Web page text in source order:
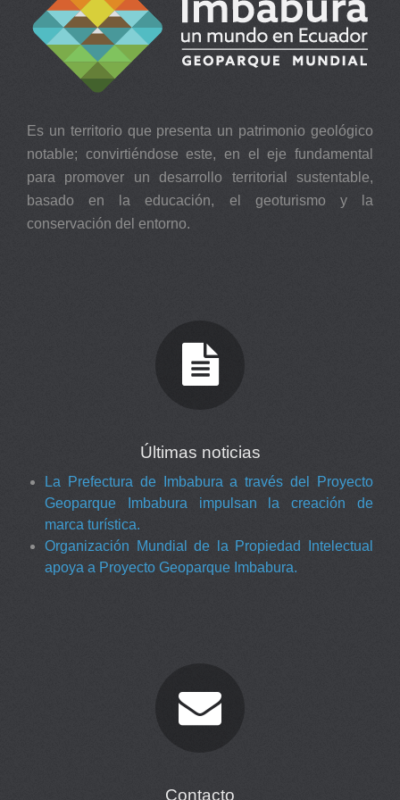
Es un territorio que presenta un patrimonio geológico
notable; convirtiéndose este, en el eje fundamental
para promover un desarrollo territorial sustentable,
basado en la educación, el geoturismo y la
conservación del entorno.
Últimas noticias
La Prefectura de Imbabura a través del Proyecto
Geoparque Imbabura impulsan la creación de
marca turística.
Organización Mundial de la Propiedad Intelectual
apoya a Proyecto Geoparque Imbabura.
Contacto